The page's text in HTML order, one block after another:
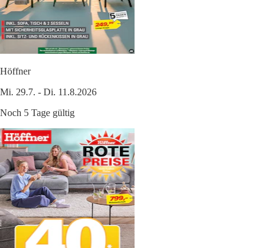
Höffner
Mi. 29.7. - Di. 11.8.2026
Noch 5 Tage gültig